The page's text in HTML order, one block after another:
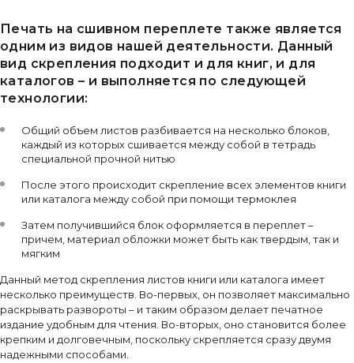
Печать на сшивном переплете также является
одним из видов нашей деятельности. Данный
вид скрепления подходит и для книг, и для
каталогов – и выполняется по следующей
технологии:
Общий объем листов разбивается на несколько блоков,
каждый из которых сшивается между собой в тетрадь
специальной прочной нитью
После этого происходит скрепление всех элементов книги
или каталога между собой при помощи термоклея
Затем получившийся блок оформляется в переплет –
причем, материал обложки может быть как твердым, так и
мягким
Данный метод скрепления листов книги или каталога имеет
несколько преимуществ. Во-первых, он позволяет максимально
раскрывать развороты – и таким образом делает печатное
издание удобным для чтения. Во-вторых, оно становится более
крепким и долговечным, поскольку скрепляется сразу двумя
надежными способами.